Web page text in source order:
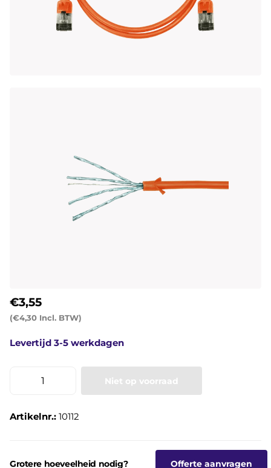
(€4,30 Incl. BTW)
€3,55
Levertijd 3-5 werkdagen
Niet op voorraad
Artikelnr.: 10112
Grotere hoeveelheid nodig? Offerte aanvragen